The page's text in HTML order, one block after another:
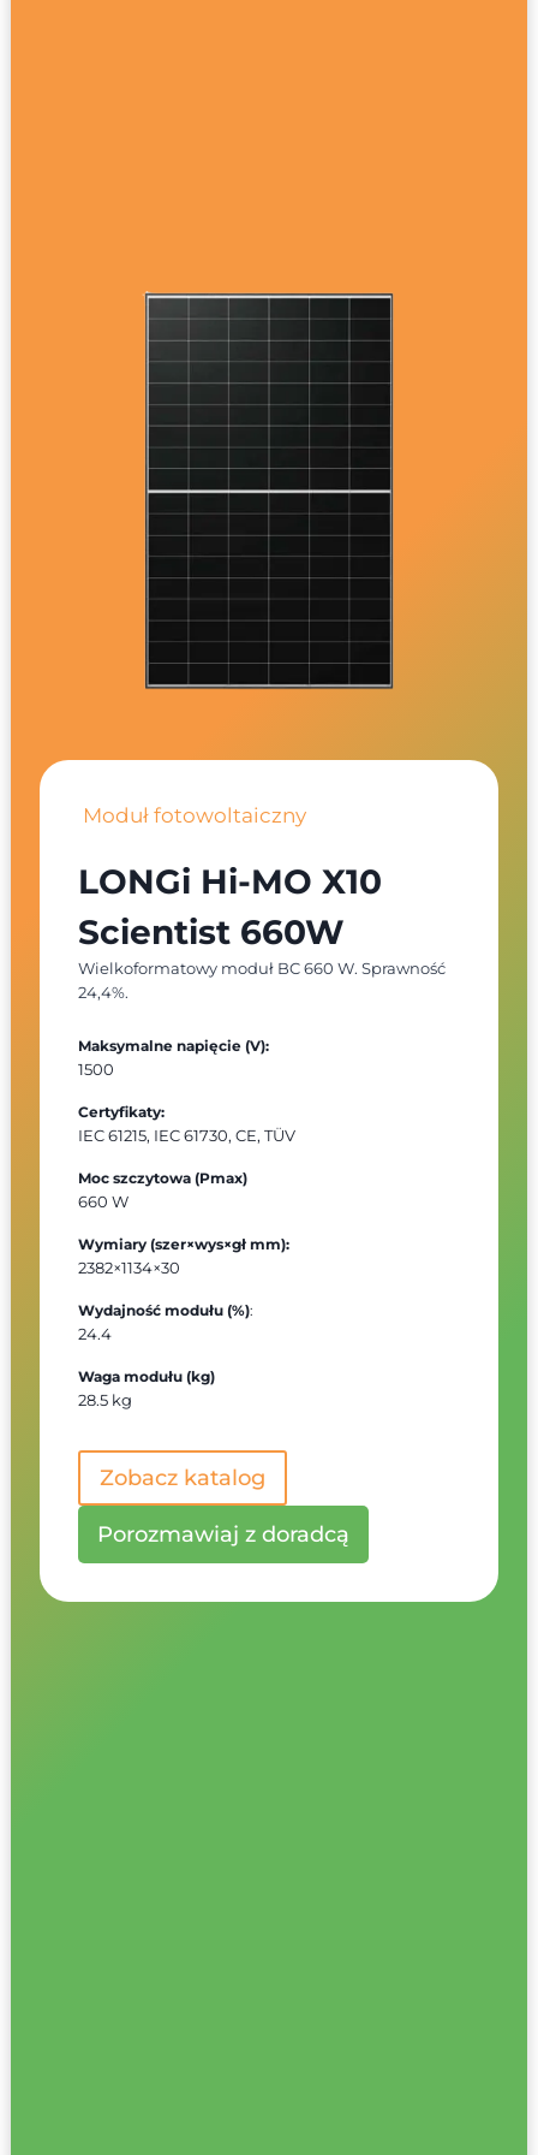
Moduł fotowoltaiczny
LONGi Hi-MO X10
Scientist 660W
Wielkoformatowy moduł BC 660 W. Sprawność
24,4%.
Maksymalne napięcie (V):
1500
Certyfikaty:
IEC 61215, IEC 61730, CE, TÜV
Moc szczytowa (Pmax)
660 W
Wymiary (szer×wys×gł mm):
2382×1134×30
Wydajność modułu (%):
24.4
Waga modułu (kg)
28.5 kg
Zobacz katalog
Porozmawiaj z doradcą